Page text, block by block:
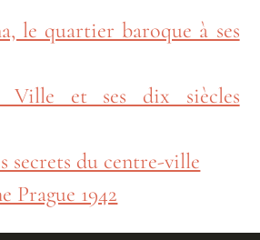
le quartier baroque à ses
Ville et ses dix siècles
secrets du centre-ville
Prague 1942